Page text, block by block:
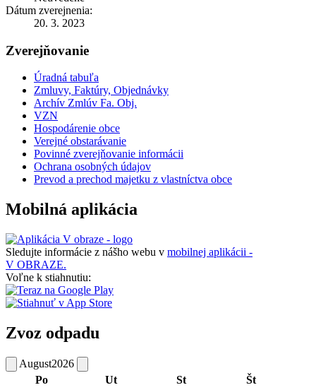
Dátum zverejnenia:
20. 3. 2023
Zverejňovanie
Úradná tabuľa
Zmluvy, Faktúry, Objednávky
Archív Zmlúv Fa. Obj.
VZN
Hospodárenie obce
Verejné obstarávanie
Povinné zverejňovanie informácii
Ochrana osobných údajov
Prevod a prechod majetku z vlastníctva obce
Mobilná aplikácia
Sledujte informácie z nášho webu v mobilnej aplikácii -
V OBRAZE.
Voľne k stiahnutiu:
Zvoz odpadu
August2026
Po
Ut St Št